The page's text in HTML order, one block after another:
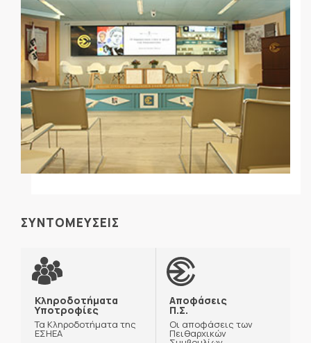
ΣΥΝΤΟΜΕΥΣΕΙΣ
Κληροδοτήματα
Υποτροφίες
Τα Κληροδοτήματα της
ΕΣΗΕΑ
Αποφάσεις
Π.Σ.
Οι αποφάσεις των
Πειθαρχικών